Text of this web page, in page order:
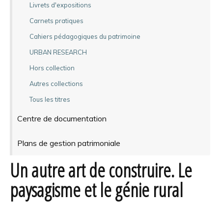
Livrets d'expositions
Carnets pratiques
Cahiers pédagogiques du patrimoine
URBAN RESEARCH
Hors collection
Autres collections
Tous les titres
Centre de documentation
Plans de gestion patrimoniale
Un autre art de construire. Le
paysagisme et le génie rural